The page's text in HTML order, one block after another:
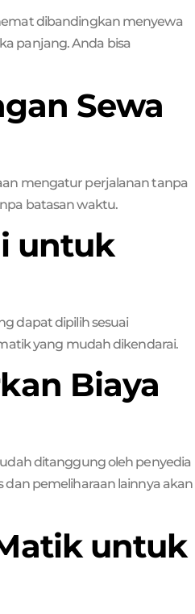
dibandingkan menyewa
panjang. Anda bisa
Sewa
mengatur perjalanan tanpa
batasan waktu.
untuk
dapat dipilih sesuai
yang mudah dikendarai.
Biaya
ditanggung oleh penyedia
dan pemeliharaan lainnya akan
untuk